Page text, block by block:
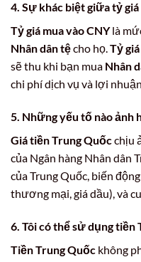
4. Sự khác biệt giữa tỷ giá
Tỷ giá mua vào CNYlà
Nhân dân tệcho họ.Tỷ
sẽ thu khi bạn mua Nhân
chi phí dịch vụ và lợi
5. Những yếu tố nào ảnh
Giá tiền Trung Quốcchịu
của Ngân hàng Nhân dân
của Trung Quốc, biến
thương mại, giá dầu), và
6. Tôi có thể sử dụng tiền
Tiền Trung Quốc không